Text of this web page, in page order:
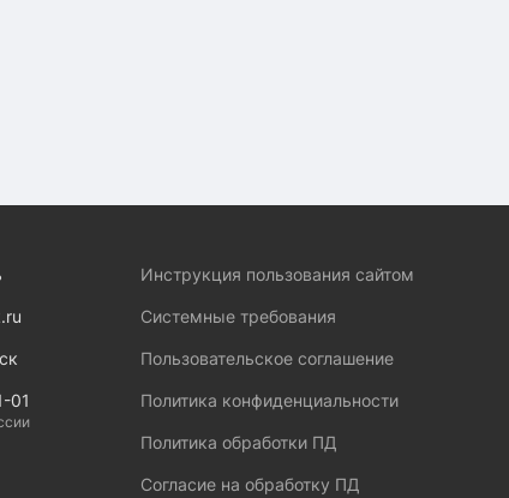
01
Инструкция пользования сайтом
Системные требования
Пользовательское соглашение
Политика конфиденциальности
Политика обработки ПД
Согласие на обработку ПД